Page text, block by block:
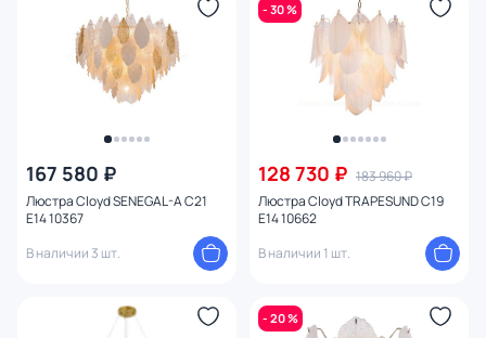
167 580 ₽
Люстра Cloyd SENEGAL-A C21
E14 10367
В наличии 3 шт.
- 30 %
128 730 ₽ 183 960 ₽
Люстра Cloyd TRAPESUND C19
E14 10662
В наличии 1 шт.
- 20 %
Конструкция
Умный дом